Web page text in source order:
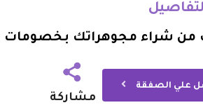
تحتاجون اليه من بينها.
شراء مجوهراتك بخصومات تصل
علي الصفقة
مشاركة